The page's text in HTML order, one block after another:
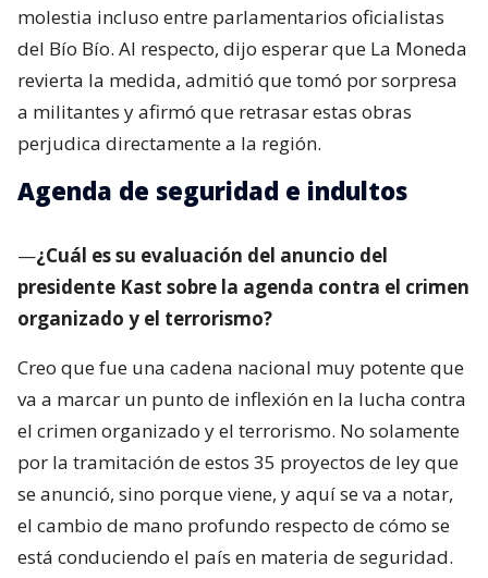
molestia incluso entre parlamentarios oficialistas
del Bío Bío. Al respecto, dijo esperar que La Moneda
revierta la medida, admitió que tomó por sorpresa
a militantes y afirmó que retrasar estas obras
perjudica directamente a la región.
Agenda de seguridad e indultos
—¿Cuál es su evaluación del anuncio del
presidente Kast sobre la agenda contra el crimen
organizado y el terrorismo?
Creo que fue una cadena nacional muy potente que
va a marcar un punto de inflexión en la lucha contra
el crimen organizado y el terrorismo. No solamente
por la tramitación de estos 35 proyectos de ley que
se anunció, sino porque viene, y aquí se va a notar,
el cambio de mano profundo respecto de cómo se
está conduciendo el país en materia de seguridad.